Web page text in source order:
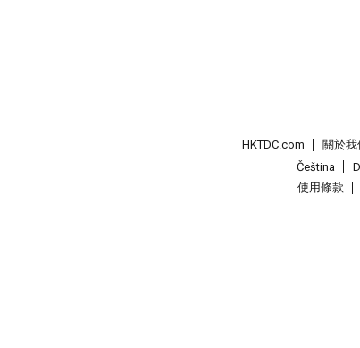
HKTDC.com 關於我
Čeština
使用條款